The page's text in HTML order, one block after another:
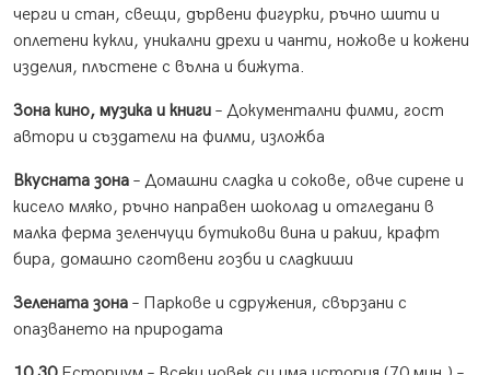
черги и стан, свещи, дървени фигурки, ръчно шити и
оплетени кукли, уникални дрехи и чанти, ножове и кожени
изделия, плъстене с вълна и бижута.
Зона кино, музика и книги – Документални филми, гост
автори и създатели на филми, изложба
Вкусната зона – Домашни сладка и сокове, овче сирене и
кисело мляко, ръчно направен шоколад и отгледани в
малка ферма зеленчуци бутикови вина и ракии, крафт
бира, домашно сготвени гозби и сладкиши
Зелената зона – Паркове и сдружения, свързани с
опазването на природата